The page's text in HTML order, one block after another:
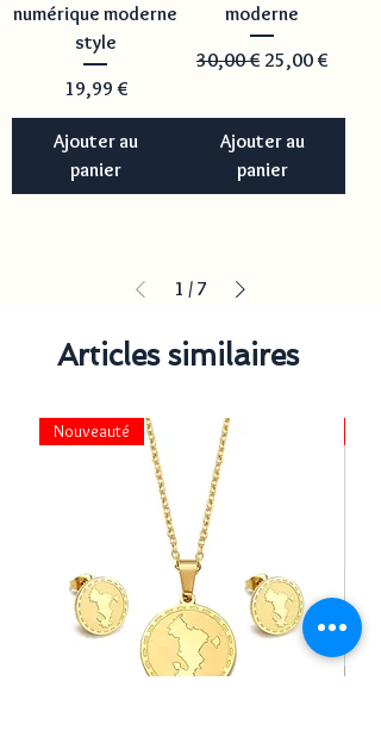
numérique moderne
style
Prix
19,99 €
Ajouter au
panier
moderne
Prix original
30,00 € Prix
25,00 €
Ajouter au
panier
1 / 7
Articles similaires
Nouveauté